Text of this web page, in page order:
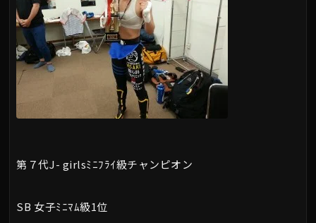
第７代J- girlsﾐﾆﾌﾗｲ級チャンピオン
SB 女子ﾐﾆﾏﾑ級1位